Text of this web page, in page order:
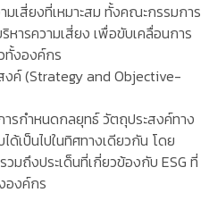
มเสี่ยงที่เหมาะสม ทั้งคณะกรรมการ
หารความเสี่ยง เพื่อขับเคลื่อนการ
ทั้งองค์กร
งค์ (Strategy and Objective-
รกำหนดกลยุทธ์ วัตถุประสงค์ทาง
ด้เป็นไปในทิศทางเดียวกัน โดย
มถึงประเด็นที่เกี่ยวข้องกับ ESG ที่
องค์กร